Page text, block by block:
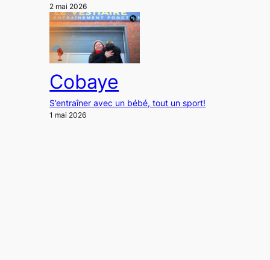
2 mai 2026
Cobaye
S’entraîner avec un bébé, tout un sport!
1 mai 2026